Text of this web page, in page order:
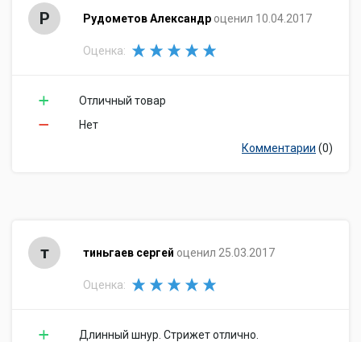
Р Рудометов Александр оценил 10.04.2017
Оценка:
Отличный товар
Нет
Комментарии (0)
т тиньгаев сергей оценил 25.03.2017
Оценка:
Длинный шнур. Стрижет отлично.